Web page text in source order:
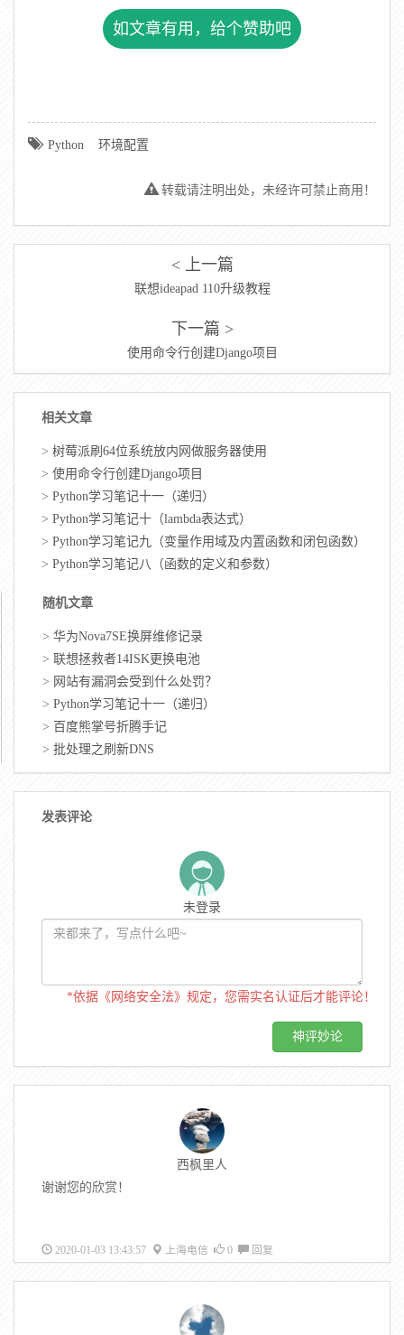
如文章有用，给个赞助吧
Python 环境配置
转载请注明出处，未经许可禁止商用！
< 上一篇
联想ideapad 110升级教程
下一篇 >
使用命令行创建Django项目
相关文章
> 树莓派刷64位系统放内网做服务器使用
> 使用命令行创建Django项目
> Python学习笔记十一（递归）
> Python学习笔记十（lambda表达式）
> Python学习笔记九（变量作用域及内置函数和闭包函数）
> Python学习笔记八（函数的定义和参数）
随机文章
> 华为Nova7SE换屏维修记录
> 联想拯救者14ISK更换电池
> 网站有漏洞会受到什么处罚？
> Python学习笔记十一（递归）
> 百度熊掌号折腾手记
> 批处理之刷新DNS
发表评论
未登录
*依据《网络安全法》规定，您需实名认证后才能评论！
西枫里人
谢谢您的欣赏！
2020-01-03 13:43:57 上海电信 0 回复